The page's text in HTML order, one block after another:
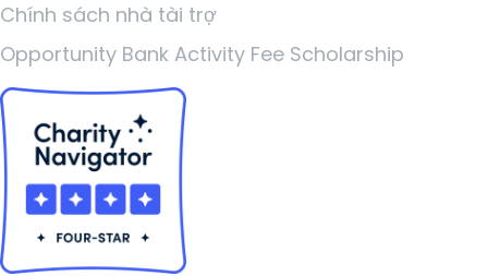
Chính sách nhà tài trợ
Opportunity Bank Activity Fee Scholarship